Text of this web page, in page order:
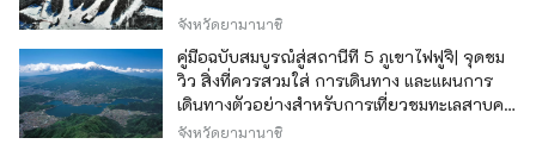
จังหวัดยามานาชิ
คู่มือฉบับสมบูรณ์สู่สถานีที่ 5 ภูเขาไฟฟูจิ| จุดชม
วิว สิ่งที่ควรสวมใส่ การเดินทาง และแผนการ
เดินทางตัวอย่างสำหรับการเที่ยวชมทะเลสาบคา
วากุจิ
จังหวัดยามานาชิ